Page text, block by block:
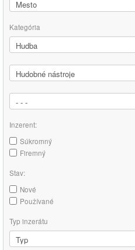
Kategória
Inzerent:
Súkromný
Firemný
Stav:
Nové
Používané
Typ inzerátu